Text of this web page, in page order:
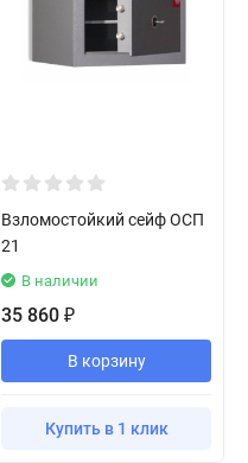
Взломостойкий сейф ОСП
21
В наличии
35 860 ₽
В корзину
Купить в 1 клик